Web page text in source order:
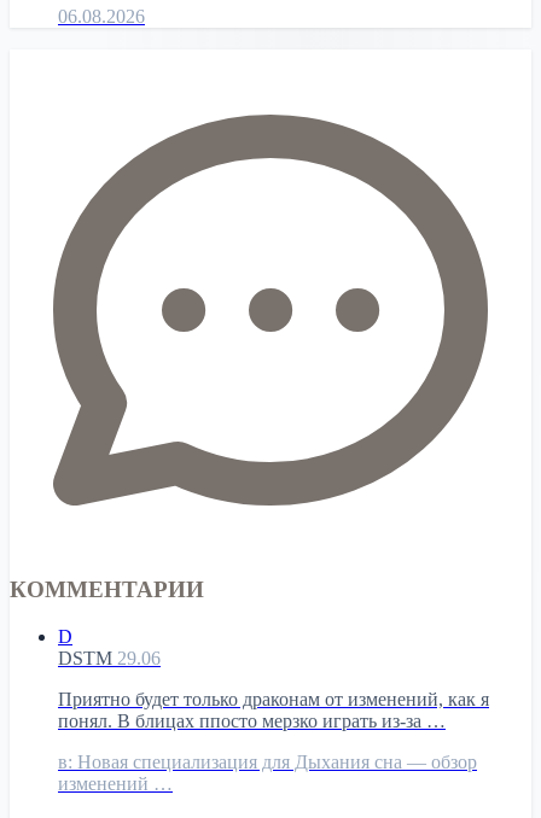
06.08.2026
КОММЕНТАРИИ
D
DSTM 29.06
Приятно будет только драконам от изменений, как я
понял. В блицах ппосто мерзко играть из-за …
в: Новая специализация для Дыхания сна — обзор
изменений …